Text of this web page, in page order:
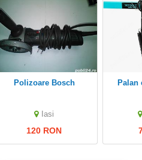
Polizoare Bosch
Iasi
120 RON
palan electric , troliu